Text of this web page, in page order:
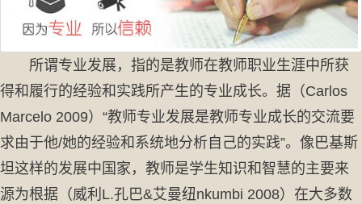
所谓专业发展，指的是教师在教师职业生涯中所获
得和履行的经验和实践所产生的专业成长。据（Carlos
Marcelo 2009）“教师专业发展是教师专业成长的交流­要
求由于他/她的经验和系统地分析自己的实践”。像巴基斯
坦这样的发展中国家，教师是学生知识和智慧的主要来
源为根据（威利L.孔巴&艾曼纽nkumbi 2008）在大多数